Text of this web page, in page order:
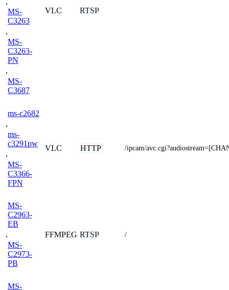
MS-
C3263
,
MS-
C3263-
PN
,
MS-
C3687
VLC RTSP
ms-c2682
,
ms-
c3291pw
,
MS-
C3366-
FPN
VLC HTTP /ipcam/
MS-
C2963-
EB
,
MS-
C2973-
PB
FFMPEG RTSP /
MS-